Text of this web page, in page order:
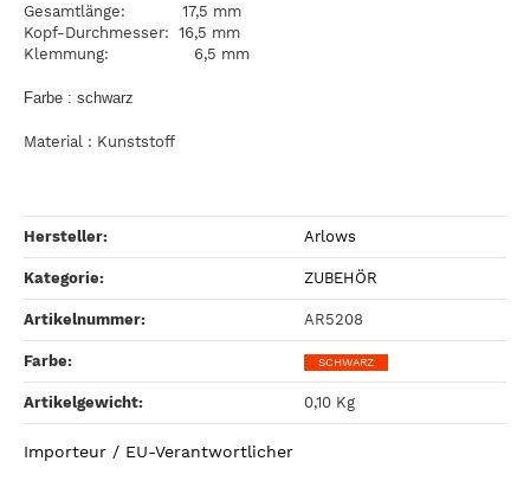
Gesamtlänge: 17,5 mm
Kopf-Durchmesser: 16,5 mm
Klemmung: 6,5 mm
Farbe : schwarz
Material : Kunststoff
Hersteller: Arlows
Kategorie: ZUBEHÖR
Artikelnummer: AR5208
Farbe‍: SCHWARZ
Artikelgewicht‍: 0,10 Kg
Importeur / EU-Verantwortlicher